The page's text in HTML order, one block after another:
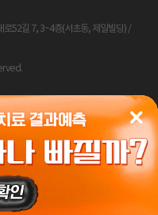
52길 7, 3~4층(서초동, 제일빌딩) /